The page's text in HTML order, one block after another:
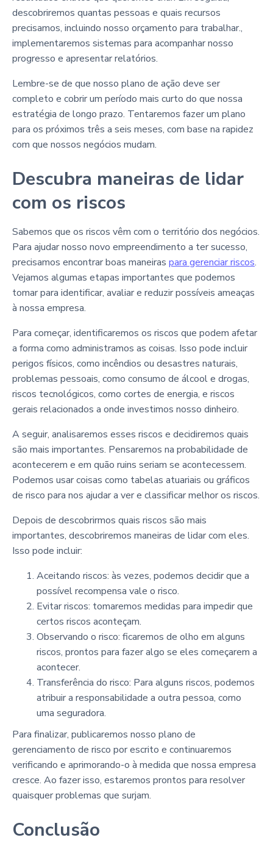
descobriremos quantas pessoas e quais recursos
precisamos, incluindo nosso orçamento para trabalhar.,
implementaremos sistemas para acompanhar nosso
progresso e apresentar relatórios.
Lembre-se de que nosso plano de ação deve ser
completo e cobrir um período mais curto do que nossa
estratégia de longo prazo. Tentaremos fazer um plano
para os próximos três a seis meses, com base na rapidez
com que nossos negócios mudam.
Descubra maneiras de lidar
com os riscos
Sabemos que os riscos vêm com o território dos negócios.
Para ajudar nosso novo empreendimento a ter sucesso,
precisamos encontrar boas maneiras para gerenciar riscos.
Vejamos algumas etapas importantes que podemos
tomar para identificar, avaliar e reduzir possíveis ameaças
à nossa empresa.
Para começar, identificaremos os riscos que podem afetar
a forma como administramos as coisas. Isso pode incluir
perigos físicos, como incêndios ou desastres naturais,
problemas pessoais, como consumo de álcool e drogas,
riscos tecnológicos, como cortes de energia, e riscos
gerais relacionados a onde investimos nosso dinheiro.
A seguir, analisaremos esses riscos e decidiremos quais
são mais importantes. Pensaremos na probabilidade de
acontecerem e em quão ruins seriam se acontecessem.
Podemos usar coisas como tabelas atuariais ou gráficos
de risco para nos ajudar a ver e classificar melhor os riscos.
Depois de descobrirmos quais riscos são mais
importantes, descobriremos maneiras de lidar com eles.
Isso pode incluir:
Aceitando riscos: às vezes, podemos decidir que a
possível recompensa vale o risco.
Evitar riscos: tomaremos medidas para impedir que
certos riscos aconteçam.
Observando o risco: ficaremos de olho em alguns
riscos, prontos para fazer algo se eles começarem a
acontecer.
Transferência do risco: Para alguns riscos, podemos
atribuir a responsabilidade a outra pessoa, como
uma seguradora.
Para finalizar, publicaremos nosso plano de
gerenciamento de risco por escrito e continuaremos
verificando e aprimorando-o à medida que nossa empresa
cresce. Ao fazer isso, estaremos prontos para resolver
quaisquer problemas que surjam.
Conclusão